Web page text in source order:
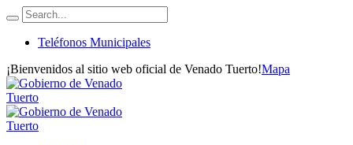
Teléfonos Municipales
¡Bienvenidos al sitio web oficial de Venado Tuerto!Mapa